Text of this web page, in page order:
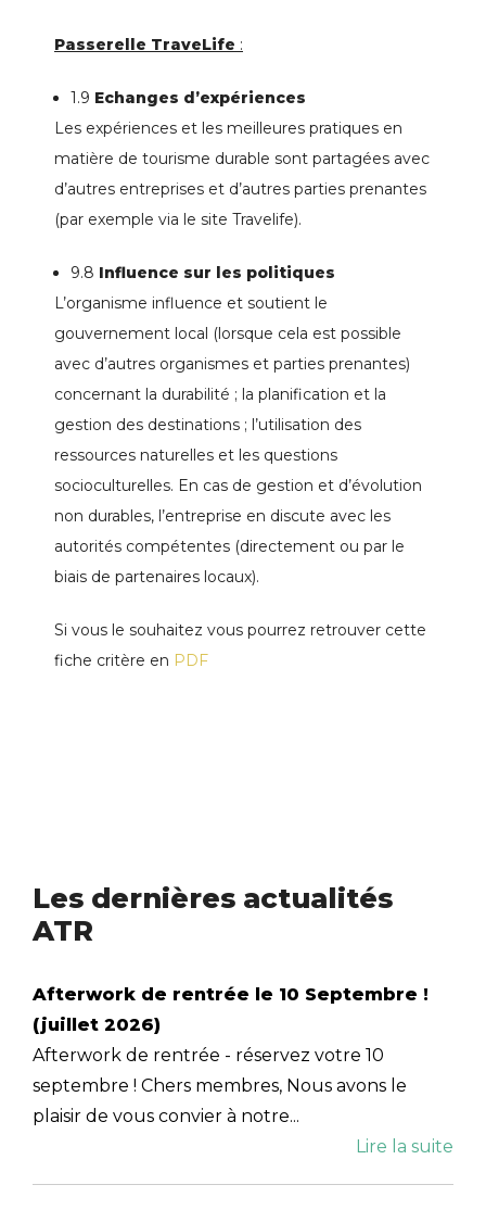
Passerelle TraveLife :
1.9 Echanges d’expériences
Les expériences et les meilleures pratiques en
matière de tourisme durable sont partagées avec
d’autres entreprises et d’autres parties prenantes
(par exemple via le site Travelife).
9.8 Influence sur les politiques
L’organisme influence et soutient le
gouvernement local (lorsque cela est possible
avec d’autres organismes et parties prenantes)
concernant la durabilité ; la planification et la
gestion des destinations ; l’utilisation des
ressources naturelles et les questions
socioculturelles. En cas de gestion et d’évolution
non durables, l’entreprise en discute avec les
autorités compétentes (directement ou par le
biais de partenaires locaux).
Si vous le souhaitez vous pourrez retrouver cette
fiche critère en PDF
Les dernières actualités
ATR
Afterwork de rentrée le 10 Septembre !
(juillet 2026)
Afterwork de rentrée - réservez votre 10
septembre ! Chers membres, Nous avons le
plaisir de vous convier à notre...
Lire la suite